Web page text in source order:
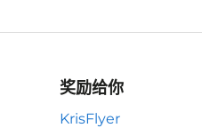
奖励给你
KrisFlyer